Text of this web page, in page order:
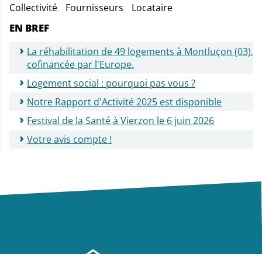
Collectivité Fournisseurs Locataire
EN BREF
La réhabilitation de 49 logements à Montluçon (03),
cofinancée par l'Europe.
Logement social : pourquoi pas vous ?
Notre Rapport d'Activité 2025 est disponible
Festival de la Santé à Vierzon le 6 juin 2026
Votre avis compte !